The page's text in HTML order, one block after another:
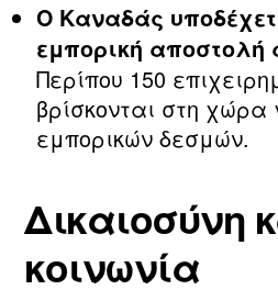
Ο Καναδάς
εμπορική αποστολή
Περίπου 150
βρίσκονται στη
εμπορικών δεσμών.
Δικαιοσύνη
κοινωνία